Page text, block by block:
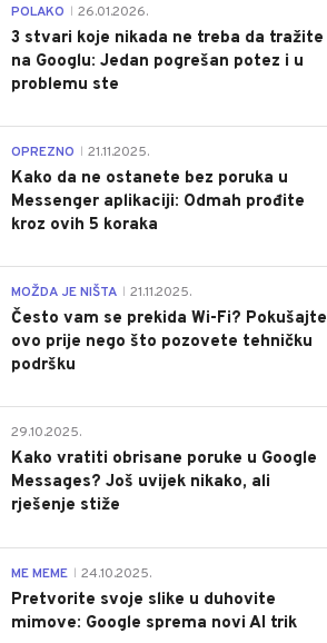
POLAKO 26.01.2026.
3 stvari koje nikada ne treba da tražite
na Googlu: Jedan pogrešan potez i u
problemu ste
OPREZNO 21.11.2025.
Kako da ne ostanete bez poruka u
Messenger aplikaciji: Odmah prođite
kroz ovih 5 koraka
MOŽDA JE NIŠTA 21.11.2025.
Često vam se prekida Wi-Fi? Pokušajte
ovo prije nego što pozovete tehničku
podršku
29.10.2025.
Kako vratiti obrisane poruke u Google
Messages? Još uvijek nikako, ali
rješenje stiže
ME MEME 24.10.2025.
Pretvorite svoje slike u duhovite
mimove: Google sprema novi AI trik